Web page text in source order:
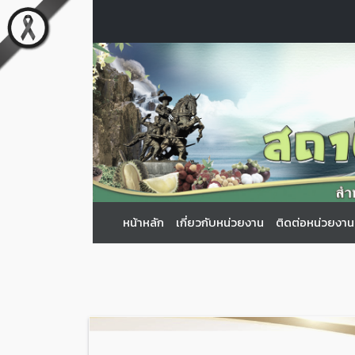
หน้าหลัก เกี่ยวกับหน่วยงาน ติดต่อหน่วยงาน